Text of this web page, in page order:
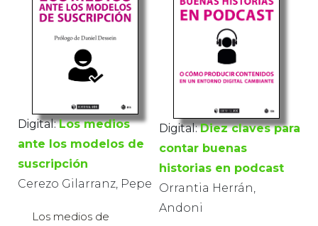
Digital: Los medios
ante los modelos de
suscripción
Cerezo Gilarranz, Pepe
Los medios de
Digital: Diez claves para
contar buenas
historias en podcast
Orrantia Herrán,
Andoni